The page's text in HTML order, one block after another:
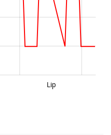
Lip